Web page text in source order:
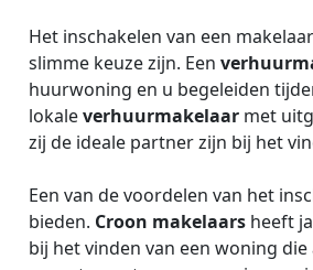
Het inschakelen van een
slimme keuze zijn. Een
huurwoning en u begeleiden
lokaleverhuurmakelaar met
zij de ideale partner zijn bij het
Een van de voordelen van het
bieden. Croon makelaars heeft
bij het vinden van een woning